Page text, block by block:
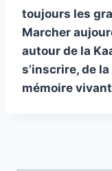
toujours les
Marcher
autour de la
s’inscrire, de
mémoire